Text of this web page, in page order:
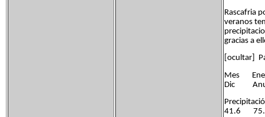
Rascafria
veranos
gracias a
[ocultar]
Mes
Dic
41.6